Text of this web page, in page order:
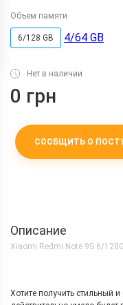
Объем памяти
6/128 GB 4/64 GB
Нет в наличии
0 грн
СООБЩИТЬ О
Описание
Xiaomi Redmi Note 9S 6/
Хотите получить стильный